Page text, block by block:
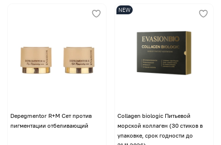
Depegmentor R+M Сет против
пигментации отбеливающий
NEW
Collagen biologic Питьевой
морской коллаген (30 стиков в
упаковке, срок годности до